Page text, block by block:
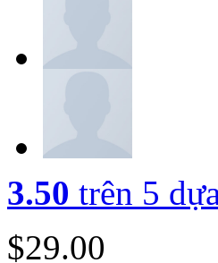
3.50 trên 5
$29.00